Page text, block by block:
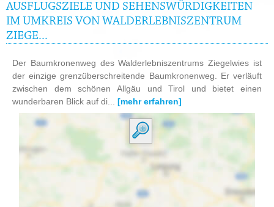
AUSFLUGSZIELE UND SEHENSWÜRDIGKEITEN
IM UMKREIS VON WALDERLEBNISZENTRUM
ZIEGE...
Der Baumkronenweg des Walderlebniszentrums Ziegelwies ist
der einzige grenzüberschreitende Baumkronenweg. Er verläuft
zwischen dem schönen Allgäu und Tirol und bietet einen
wunderbaren Blick auf di... [mehr erfahren]